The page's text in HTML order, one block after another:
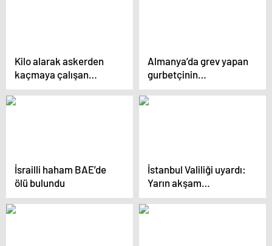
Kilo alarak askerden
kaçmaya çalışan
Güney Koreliye hapis
cezası
Almanya’da grev yapan
gurbetçinin
kazandıkları
kıskandırdı
İsrailli haham BAE’de
ölü bulundu
İstanbul Valiliği uyardı:
Yarın akşam
saatlerinden itibaren
kar yağışı bekleniyor